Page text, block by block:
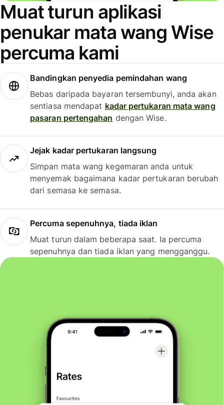
Muat turun aplikasi
penukar mata wang Wise
percuma kami
Bandingkan penyedia pemindahan wang
Bebas daripada bayaran tersembunyi, anda akan
sentiasa mendapat kadar pertukaran mata wang
pasaran pertengahan dengan Wise.
Jejak kadar pertukaran langsung
Simpan mata wang kegemaran anda untuk
menyemak bagaimana kadar pertukaran berubah
dari semasa ke semasa.
Percuma sepenuhnya, tiada iklan
Muat turun dalam beberapa saat. Ia percuma
sepenuhnya dan tiada iklan yang mengganggu.